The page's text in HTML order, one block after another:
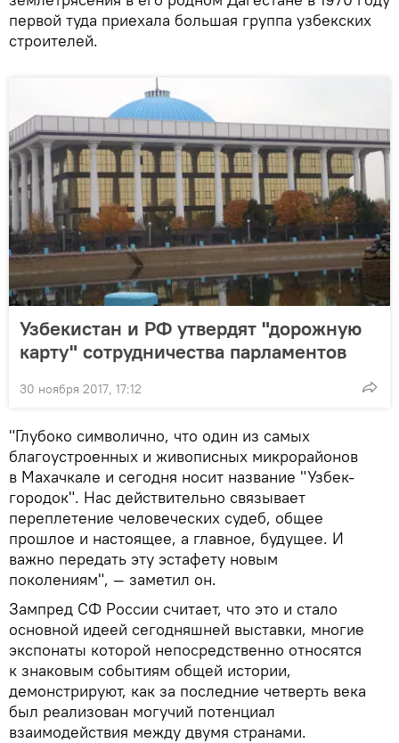
первой туда приехала большая группа узбекских
строителей.
Узбекистан и РФ утвердят "дорожную
карту" сотрудничества парламентов
30 ноября 2017, 17:12
"Глубоко символично, что один из самых
благоустроенных и живописных микрорайонов
в Махачкале и сегодня носит название "Узбек-
городок". Нас действительно связывает
переплетение человеческих судеб, общее
прошлое и настоящее, а главное, будущее. И
важно передать эту эстафету новым
поколениям", — заметил он.
Зампред СФ России считает, что это и стало
основной идеей сегодняшней выставки, многие
экспонаты которой непосредственно относятся
к знаковым событиям общей истории,
демонстрируют, как за последние четверть века
был реализован могучий потенциал
взаимодействия между двумя странами.